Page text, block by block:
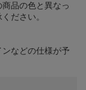
品の色と異なっ
ださい。
などの仕様が予